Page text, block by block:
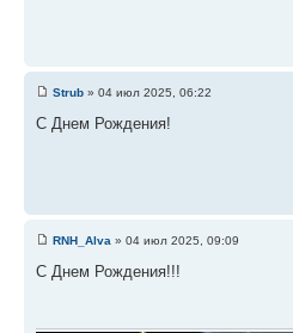
Strub » 04 июл 2025, 06:22
С Днем Рождения!
RNH_Alva » 04 июл 2025, 09:09
С Днем Рождения!!!